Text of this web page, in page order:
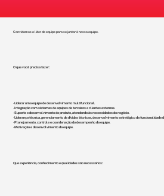
Convidamos o líder de equipe para se juntar à nossa equipe.
O que você precisa fazer:
- Liderar uma equipe de desenvolvimento multifuncional.
- Integração com sistemas de equipes de terceiros e clientes externos.
- Suporte e desenvolvimento do produto, atendendo às necessidades do negócio.
- Liderança técnica, gerenciamento de dívidas técnicas, desenvolvimento estratégico da funcionalidade
- Planejamento, controle e coordenação do desempenho da equipe.
- Motivação e desenvolvimento da equipe.
Que experiência, conhecimento e qualidades são necessários: